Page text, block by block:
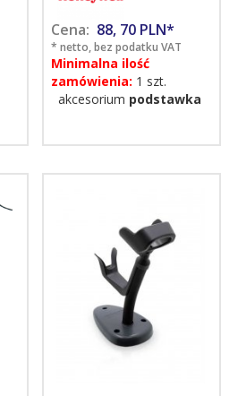
Cena: 88, 70 PLN*
* netto, bez podatku VAT
Minimalna ilość
zamówienia: 1 szt.
akcesorium podstawka